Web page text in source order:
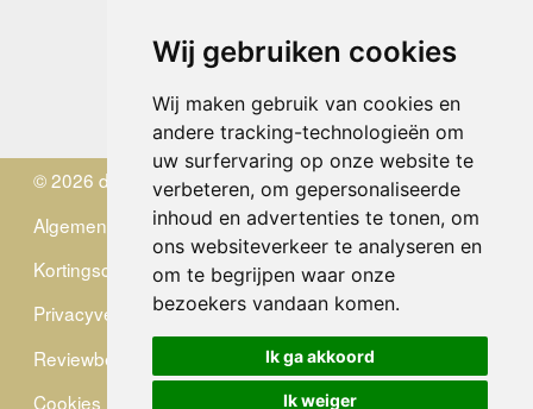
Wij gebruiken cookies
Wij maken gebruik van cookies en
andere tracking-technologieën om
uw surfervaring op onze website te
verbeteren, om gepersonaliseerde
inhoud en advertenties te tonen, om
ons websiteverkeer te analyseren en
om te begrijpen waar onze
bezoekers vandaan komen.
Ik ga akkoord
Ik weiger
Donderdag
10.00 - 12.30 en 13.30 - 17.00
Vrijdag 10.00 - 12.30 en 13.30 - 17.00
Zaterdag
gesloten
Zondag gesloten
© 2026 de Zwerver
Algemene Voorwaarden
Kortingscode
Privacyverklaring
Reviewbeleid
Cookies